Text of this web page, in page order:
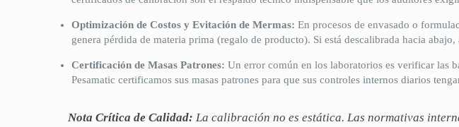
Optimización de Costos y Evitación de Mermas: En procesos de envasado o
genera pérdida de materia prima (regalo de producto). Si está descalibrada hacia
Certificación de Masas Patrones: Un error común en los laboratorios es verificar las
Pesamatic certificamos sus masas patrones para que sus controles internos diarios
Nota Crítica de Calidad: La calibración no es estática. Las normativas